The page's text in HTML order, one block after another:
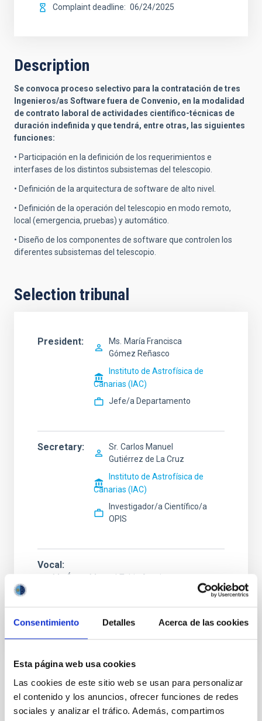
Consentimiento Detalles Acerca de las cookies
Esta página web usa cookies
Las cookies de este sitio web se usan para personalizar
el contenido y los anuncios, ofrecer funciones de redes
sociales y analizar el tráfico. Además, compartimos
Complaint deadline
06/24/2025
Description
Se convoca proceso selectivo para la contratación de tres
Ingenieros/as Software fuera de Convenio, en la modalidad
de contrato laboral de actividades científico-técnicas de
duración indefinida y que tendrá, entre otras, las siguientes
funciones:
• Participación en la definición de los requerimientos e
interfases de los distintos subsistemas del telescopio.
• Definición de la arquitectura de software de alto nivel.
• Definición de la operación del telescopio en modo remoto,
local (emergencia, pruebas) y automático.
• Diseño de los componentes de software que controlen los
diferentes subsistemas del telescopio.
Selection tribunal
President Ms.
María Francisca
Gómez Reñasco
Instituto de Astrofísica de
Canarias (IAC)
Jefe/a Departamento
Secretary Sr. Carlos Manuel
Gutiérrez de La Cruz
Instituto de Astrofísica de
Canarias (IAC)
Investigador/a Científico/a
OPIS
Vocal
Mr. Óscar Manuel Tubio Araujo
Instituto de Astrofísica de Canarias (IAC)
STATE
RESOLVED
PROFESSIONAL PROFILE